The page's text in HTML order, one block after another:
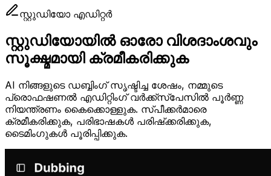
സ്റ്റുഡിയോ എഡിറ്റർ
സ്റ്റുഡിയോയിൽ ഓരോ വിശദാംശവും
സൂക്ഷ്മമായി ക്രമീകരിക്കുക
AI നിങ്ങളുടെ ഡബ്ബിംഗ് സൃഷ്ടിച്ച ശേഷം, നമ്മുടെ
പ്രൊഫഷണൽ എഡിറ്റിംഗ് വർക്ക്‌സ്‌പേസിൽ പൂർണ്ണ
നിയന്ത്രണം കൈക്കൊള്ളുക. സ്പീക്കർമാരെ
ക്രമീകരിക്കുക, പരിഭാഷകൾ പരിഷ്‌ക്കരിക്കുക,
ടൈമിംഗുകൾ പൂരിപ്പിക്കുക.